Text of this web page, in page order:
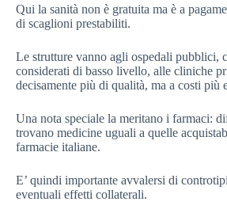
Qui la sanità non è gratuita ma è a
di scaglioni prestabiliti.
Le strutture vanno agli ospedali pubblici,
considerati di basso livello, alle cliniche
decisamente più di qualità, ma a costi più
Una nota speciale la meritano i farmaci:
trovano medicine uguali a quelle
farmacie italiane.
E’ quindi importante avvalersi di
eventuali effetti collaterali.